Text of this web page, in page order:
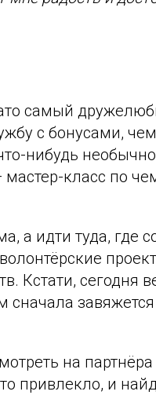
самый
с бонусами,
нибудь
класс по
а идти туда, где
Кстати, сегодня
сначала
на
привлекло, и